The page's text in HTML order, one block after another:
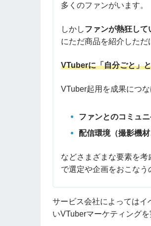
多くのファンがいます。
しかしファンが熱狂し
にただ商品を紹介しただ
VTuberに「自分ごと」
VTuber起用を成果につ
ファンとのコミュ
配信環境（撮影機
などさまざまな要素を
で選定や企画をおこなう
サービス会社によってはイ
いVTuberマーケティングを